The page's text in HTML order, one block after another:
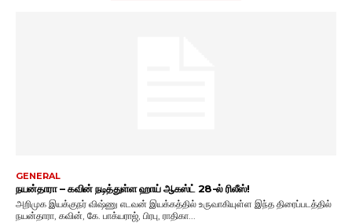
GENERAL
நயன்தாரா – கவின் நடித்துள்ள ஹாய் ஆகஸ்ட் 28-ல் ரிலீஸ்!
அறிமுக இயக்குநர் விஷ்ணு எடவன் இயக்கத்தில் உருவாகியுள்ள இந்த திரைப்படத்தில்
நயன்தாரா, கவின், கே. பாக்யராஜ், பிரபு, ராதிகா...